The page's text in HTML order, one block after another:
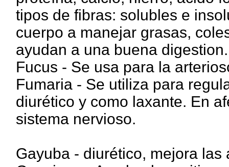
tipos de fibras: solubles e
cuerpo a manejar grasas,
ayudan a una buena digestion.
Fucus - Se usa para la
Fumaria - Se utiliza para
diurético y como laxante. En
sistema nervioso.
Gayuba - diurético, mejora